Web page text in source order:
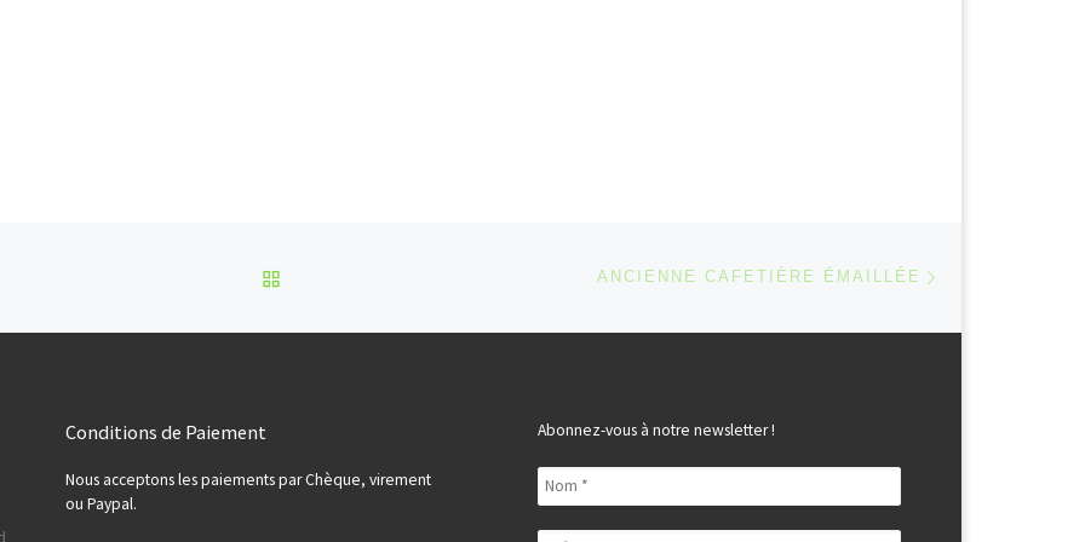
RETOUR À LA LISTE DES ARTICLESANCIENNE CAFETIÈRE ÉMAILLÉE
Conditions de Paiement
Nous acceptons les paiements par Chèque, virement
ou Paypal.
Abonnez-vous à notre newsletter !